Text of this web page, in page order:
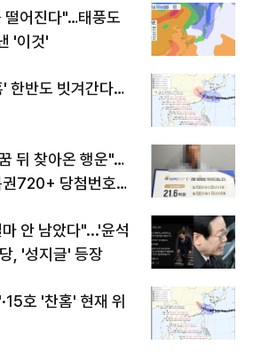
떨어진다"…태풍도
'이것'
' 한반도 빗겨간다…
뒤 찾아온 행운"…
720+ 당첨번호조
안 남았다"...'윤석
, '성지글' 등장
호 '찬홈' 현재 위